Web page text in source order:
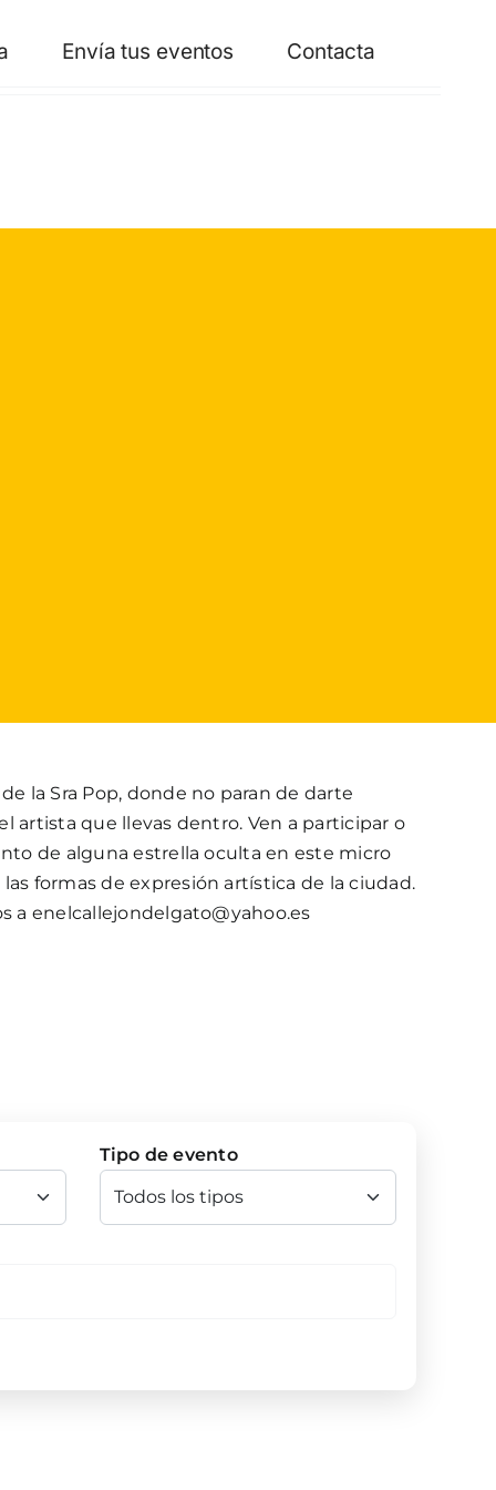
Envía tus eventos Contacta
la Sra Pop, donde no paran de darte
artista que llevas dentro. Ven a participar o
de alguna estrella oculta en este micro
formas de expresión artística de la ciudad.
a enelcallejondelgato@yahoo.es
Tipo de evento